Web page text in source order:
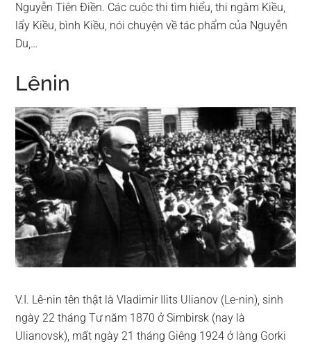
Nguyễn Tiên Điền. Các cuộc thi tìm hiểu, thi ngâm Kiều,
lẩy Kiều, bình Kiều, nói chuyện về tác phẩm của Nguyễn
Du,…
Lênin
V.I. Lê-nin tên thật là Vladimir Ilits Ulianov (Le-nin), sinh
ngày 22 tháng Tư năm 1870 ở Simbirsk (nay là
Ulianovsk), mất ngày 21 tháng Giêng 1924 ở làng Gorki